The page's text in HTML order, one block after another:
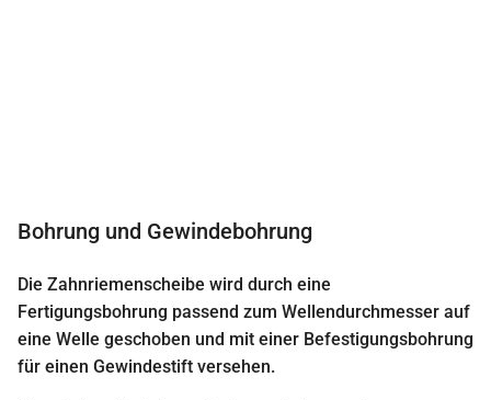
Bohrung und Gewindebohrung
Die Zahnriemenscheibe wird durch eine
Fertigungsbohrung passend zum Wellendurchmesser auf
eine Welle geschoben und mit einer Befestigungsbohrung
für einen Gewindestift versehen.